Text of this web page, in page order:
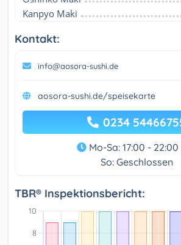
Kanpyo Maki
Kontakt:
info@aosora-sushi.de
aosora-sushi.de/speisekarte
0234
Mo-Sa: 17:00 - 22:00
So: Geschlossen
TBR® Inspektionsbericht: